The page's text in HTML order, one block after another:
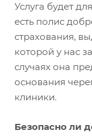
Услуга будет
есть полис
страхования,
которой у нас
случаях она
основания
клиники.
Безопасно ли